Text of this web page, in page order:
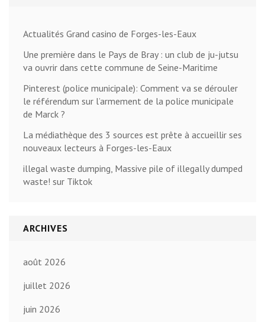
Actualités Grand casino de Forges-les-Eaux
Une première dans le Pays de Bray : un club de ju-jutsu
va ouvrir dans cette commune de Seine-Maritime
Pinterest (police municipale): Comment va se dérouler
le référendum sur l’armement de la police municipale
de Marck ?
La médiathèque des 3 sources est prête à accueillir ses
nouveaux lecteurs à Forges-les-Eaux
illegal waste dumping, Massive pile of illegally dumped
waste! sur Tiktok
ARCHIVES
août 2026
juillet 2026
juin 2026